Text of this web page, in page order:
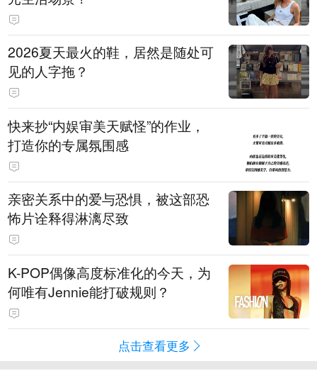
2026夏天最火的鞋，居然是随处可
见的人字拖？
快来抄“内娱审美天赋怪”的作业，
打造你的专属氛围感
亲密关系中的爱与恐惧，被这部恐
怖片诠释得淋漓尽致
K-POP偶像高度标准化的今天，为
何唯有Jennie能打破规则？
点击查看更多